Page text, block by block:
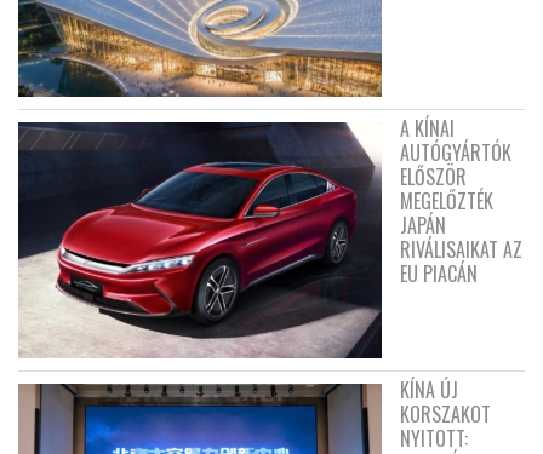
A KÍNAI
AUTÓGYÁRTÓK
ELŐSZÖR
MEGELŐZTÉK
JAPÁN
RIVÁLISAIKAT AZ
EU PIACÁN
KÍNA ÚJ
KORSZAKOT
NYITOTT: